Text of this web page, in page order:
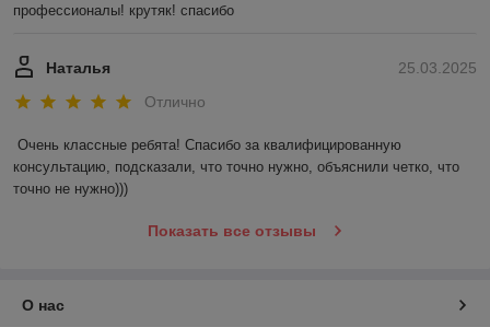
профессионалы! крутяк! спасибо
25.03.2025
Наталья
Отлично
Очень классные ребята! Спасибо за квалифицированную
консультацию, подсказали, что точно нужно, объяснили четко, что
точно не нужно)))
Показать все отзывы
О нас